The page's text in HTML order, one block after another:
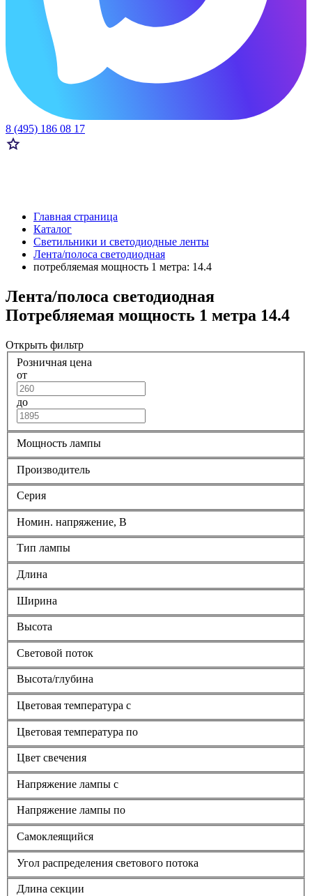
8 (495) 186 08 17
Главная страница
Каталог
Светильники и светодиодные ленты
Лента/полоса светодиодная
потребляемая мощность 1 метра: 14.4
Лента/полоса светодиодная
Потребляемая мощность 1 метра 14.4
Открыть фильтр
Розничная цена
от
до
Мощность лампы
Производитель
Серия
Номин. напряжение, В
Тип лампы
Длина
Ширина
Высота
Световой поток
Высота/глубина
Цветовая температура с
Цветовая температура по
Цвет свечения
Напряжение лампы с
Напряжение лампы по
Самоклеящийся
Угол распределения светового потока
Длина секции